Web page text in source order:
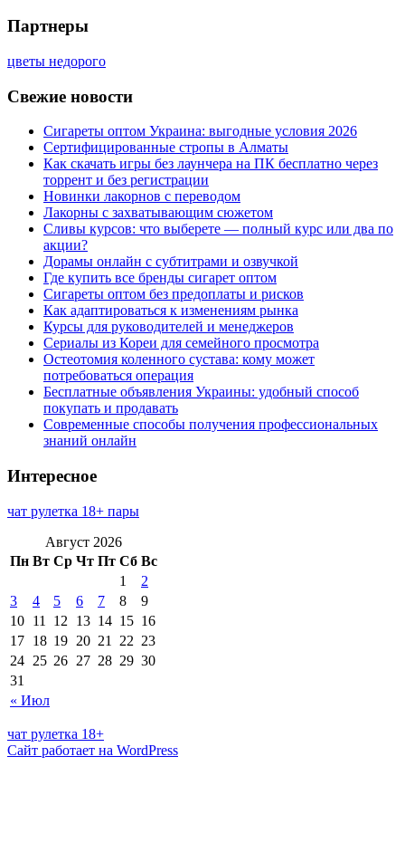
Партнеры
цветы недорого
Свежие новости
Сигареты оптом Украина: выгодные условия 2026
Сертифицированные стропы в Алматы
Как скачать игры без лаунчера на ПК бесплатно через
торрент и без регистрации
Новинки лакорнов с переводом
Лакорны с захватывающим сюжетом
Сливы курсов: что выберете — полный курс или два по
акции?
Дорамы онлайн с субтитрами и озвучкой
Где купить все бренды сигарет оптом
Сигареты оптом без предоплаты и рисков
Как адаптироваться к изменениям рынка
Курсы для руководителей и менеджеров
Сериалы из Кореи для семейного просмотра
Остеотомия коленного сустава: кому может
потребоваться операция
Бесплатные объявления Украины: удобный способ
покупать и продавать
Современные способы получения профессиональных
знаний онлайн
Интересное
чат рулетка 18+ пары
Август 2026
Пн Вт Ср Чт Пт Сб Вс
« Июл
1
2
3
4 5 6 7 8
9
10 11 12 13 14 15 16
17 18 19 20 21 22 23
24 25 26 27 28 29 30
31
чат рулетка 18+
Сайт работает на WordPress